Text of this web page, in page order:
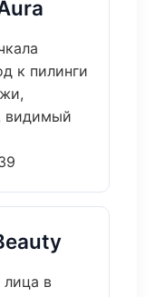
к пилинги
видимый
в